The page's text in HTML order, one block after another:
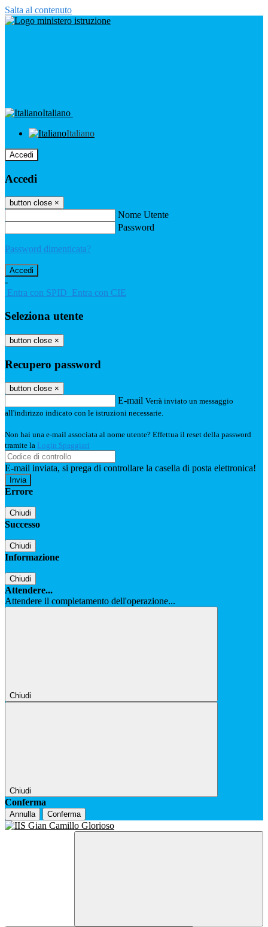
Salta al contenuto
Italiano
Italiano
Accedi
Accedi
button close ×
Nome Utente
Password
Password dimenticata?
-
Entra con SPID Entra con CIE
Seleziona utente
button close ×
Recupero password
button close ×
E-mail Verrà inviato un messaggio
all'indirizzo indicato con le istruzioni necessarie.
Non hai una e-mail associata al nome utente? Effettua il reset della password
tramite la Login Spaggiari
E-mail inviata, si prega di controllare la casella di posta elettronica!
Errore
Chiudi
Successo
Chiudi
Informazione
Chiudi
Attendere...
Attendere il completamento dell'operazione...
Chiudi
Chiudi
Conferma
Annulla Conferma